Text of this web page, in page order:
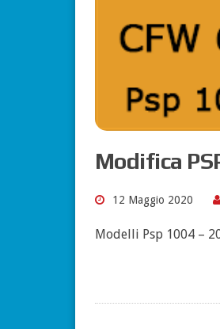
Modifica
12 Maggio 2020
Modelli Psp 1004 –